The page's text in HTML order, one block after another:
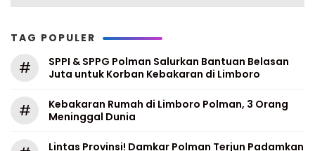
TAG POPULER
#
SPPI & SPPG Polman Salurkan Bantuan Belasan
Juta untuk Korban Kebakaran di Limboro
#
Kebakaran Rumah di Limboro Polman, 3 Orang
Meninggal Dunia
Lintas Provinsi! Damkar Polman Terjun Padamkan